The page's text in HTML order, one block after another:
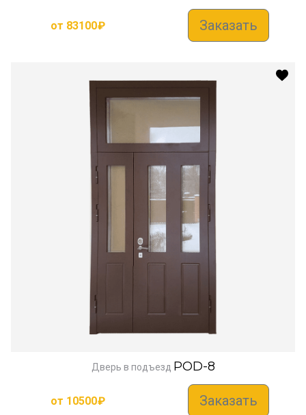
от 83100₽ Заказать
Дверь в подъезд POD-8
от 10500₽ Заказать